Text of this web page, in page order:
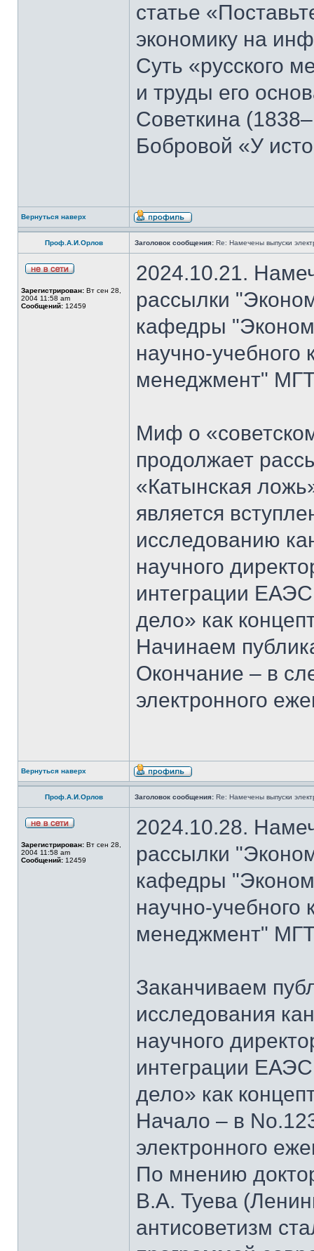
статье
экономику на
Суть «русского
и труды его
Советкина
Бобровой «У
Вернуться наверх
Проф.А.И.Орлов Заголовок сообщения: Re: Намечены выпуски
Зарегистрирован: Вт сен 28,
2004 11:58 am
Сообщений: 12459
2024.10.21.
рассылки
кафедры
научно-
менеджмент"
Миф о
продолжает
«Катынская
является
исследованию
научного
интеграции
дело» как
Начинаем
Окончание – в
электронного
Вернуться наверх
Проф.А.И.Орлов Заголовок сообщения: Re: Намечены выпуски
Зарегистрирован: Вт сен 28,
2004 11:58 am
Сообщений: 12459
2024.10.28.
рассылки
кафедры
научно-
менеджмент"
Заканчиваем
исследования
научного
интеграции
дело» как
Начало – в
электронного
По мнению
В.А. Туева
антисоветизм